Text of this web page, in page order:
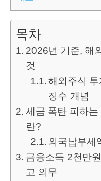
목차
2026년 기준, 해
것
해외주식
징수 개념
세금 폭탄 피하
란?
외국납부세
금융소득 2천만
고 의무